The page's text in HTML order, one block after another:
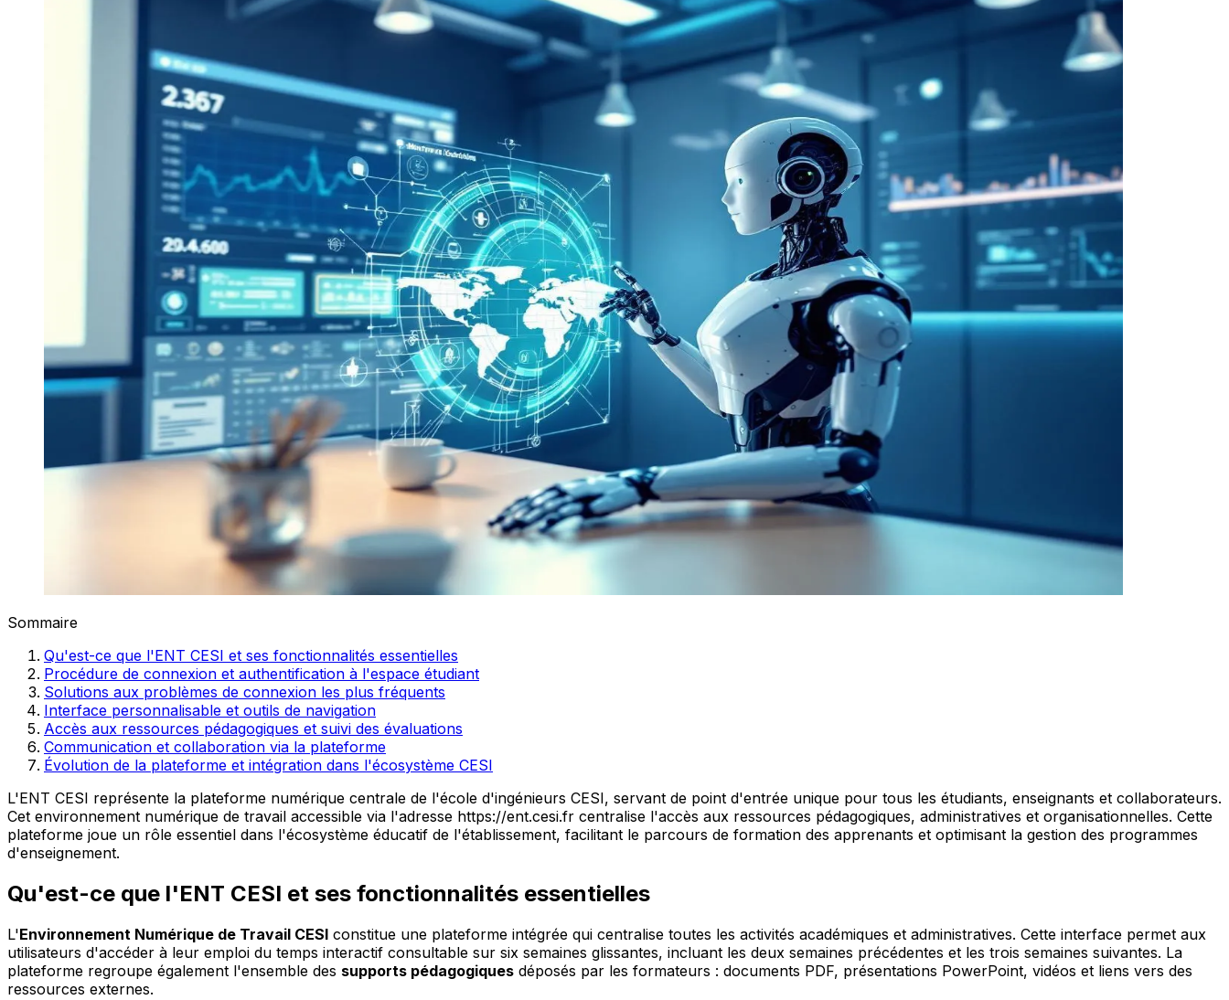
Sommaire
Qu'est-ce que l'ENT CESI et ses fonctionnalités essentielles
Procédure de connexion et authentification à l'espace étudiant
Solutions aux problèmes de connexion les plus fréquents
Interface personnalisable et outils de navigation
Accès aux ressources pédagogiques et suivi des évaluations
Communication et collaboration via la plateforme
Évolution de la plateforme et intégration dans l'écosystème CESI
L'ENT CESI représente la plateforme numérique centrale de l'école d'ingénieurs CESI, servant de point d'entrée unique pour tous les étudiants, enseignants et collaborateurs.
Cet environnement numérique de travail accessible via l'adresse https://ent.cesi.fr centralise l'accès aux ressources pédagogiques, administratives et organisationnelles. Cette
plateforme joue un rôle essentiel dans l'écosystème éducatif de l'établissement, facilitant le parcours de formation des apprenants et optimisant la gestion des programmes
d'enseignement.
Qu'est-ce que l'ENT CESI et ses fonctionnalités essentielles
L'Environnement Numérique de Travail CESI constitue une plateforme intégrée qui centralise toutes les activités académiques et administratives. Cette interface permet aux
utilisateurs d'accéder à leur emploi du temps interactif consultable sur six semaines glissantes, incluant les deux semaines précédentes et les trois semaines suivantes. La
plateforme regroupe également l'ensemble des supports pédagogiques déposés par les formateurs : documents PDF, présentations PowerPoint, vidéos et liens vers des
ressources externes.